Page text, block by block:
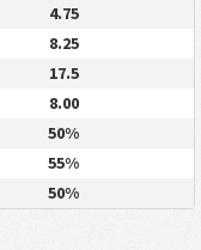
4.75
8.25
17.5
8.00
50%
55%
50%